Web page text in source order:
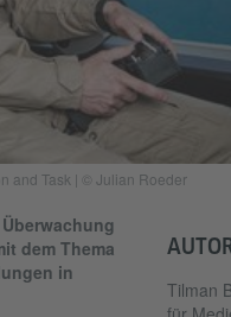
and Task | © Julian Roeder
dem Thema
in
Tilman